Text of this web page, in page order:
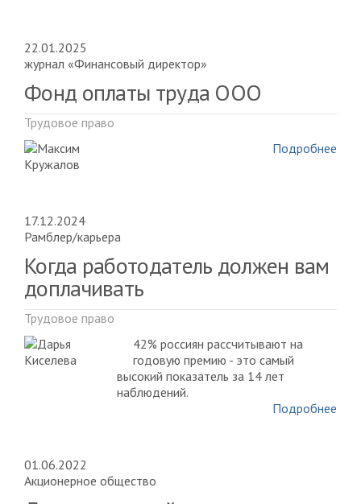
22.01.2025
журнал «Финансовый директор»
Фонд оплаты труда ООО
Трудовое право
Подробнее
17.12.2024
Рамблер/карьера
Когда работодатель должен вам
доплачивать
Трудовое право
42% россиян рассчитывают на
годовую премию - это самый
высокий показатель за 14 лет
наблюдений.
Подробнее
01.06.2022
Акционерное общество